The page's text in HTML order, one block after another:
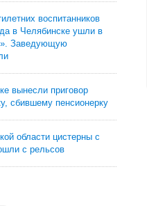
воспитанников
в Челябинске ушли в
Заведующую
вынесли приговор
сбившему пенсионерку
области цистерны с
с рельсов